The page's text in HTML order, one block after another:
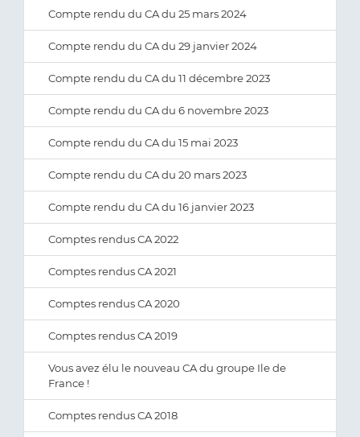
Compte rendu du CA du 25 mars 2024
Compte rendu du CA du 29 janvier 2024
Compte rendu du CA du 11 décembre 2023
Compte rendu du CA du 6 novembre 2023
Compte rendu du CA du 15 mai 2023
Compte rendu du CA du 20 mars 2023
Compte rendu du CA du 16 janvier 2023
Comptes rendus CA 2022
Comptes rendus CA 2021
Comptes rendus CA 2020
Comptes rendus CA 2019
Vous avez élu le nouveau CA du groupe Ile de
France !
Comptes rendus CA 2018